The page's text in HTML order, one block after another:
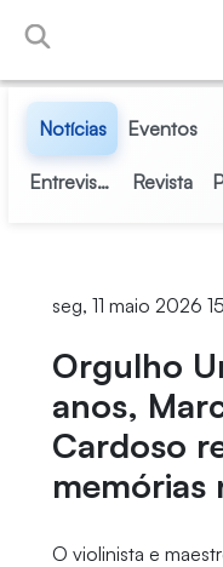
Pular para o Conteúdo
Notícias Eventos
Entrevistas Revista
seg, 11 maio 2026
Orgulho
anos,
Cardoso
memórias
O violinista e